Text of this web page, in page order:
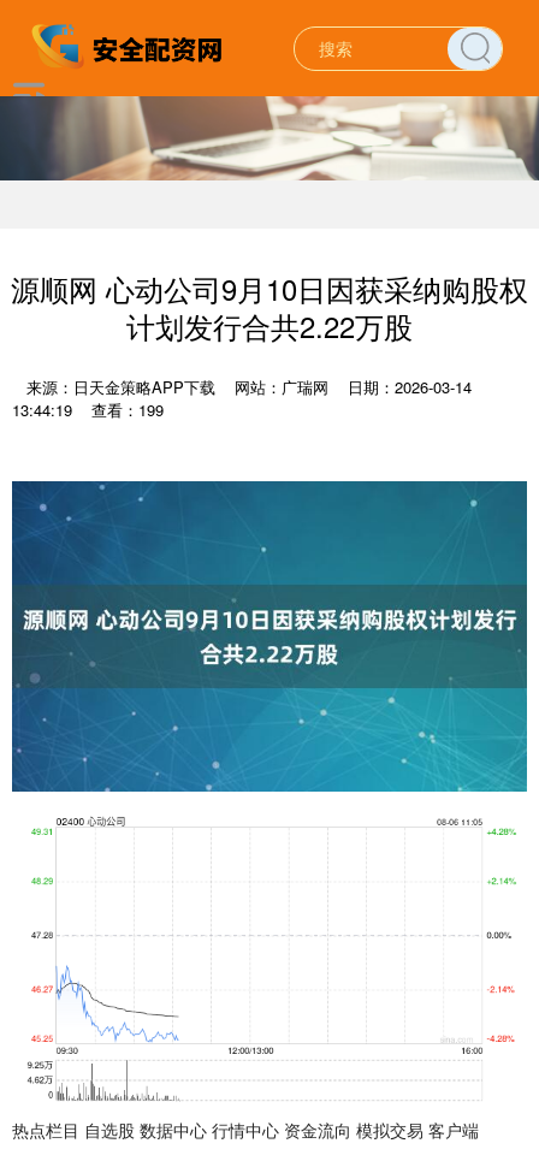
源顺网 心动公司9月10日因获采纳购股权
计划发行合共2.22万股
来源：日天金策略APP下载 网站：广瑞网
日期：2026-03-14
13:44:19
查看：199
热点栏目 自选股 数据中心 行情中心 资金流向 模拟交易 客户端